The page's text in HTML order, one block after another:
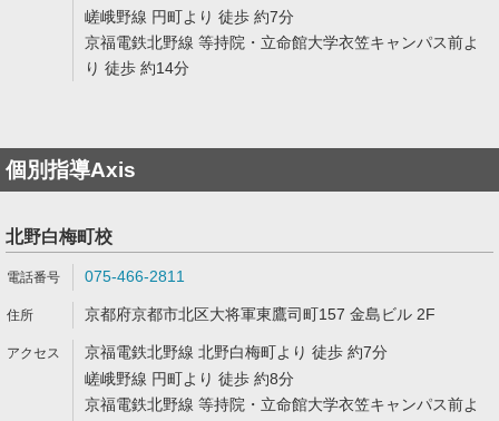
嵯峨野線 円町より 徒歩 約7分
京福電鉄北野線 等持院・立命館大学衣笠キャンパス前よ
り 徒歩 約14分
個別指導Axis
北野白梅町校
075-466-2811
京都府京都市北区大将軍東鷹司町157 金島ビル 2F
京福電鉄北野線 北野白梅町より 徒歩 約7分
嵯峨野線 円町より 徒歩 約8分
京福電鉄北野線 等持院・立命館大学衣笠キャンパス前よ